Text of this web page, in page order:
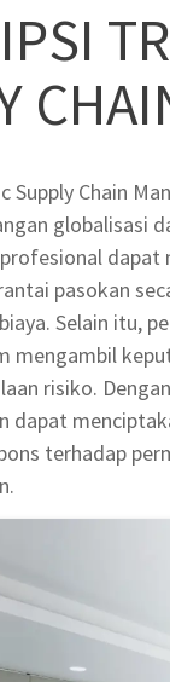
Supply Chain
globalisasi
pasokan
Selain itu,
mengambil
risiko.
dapat
terhadap